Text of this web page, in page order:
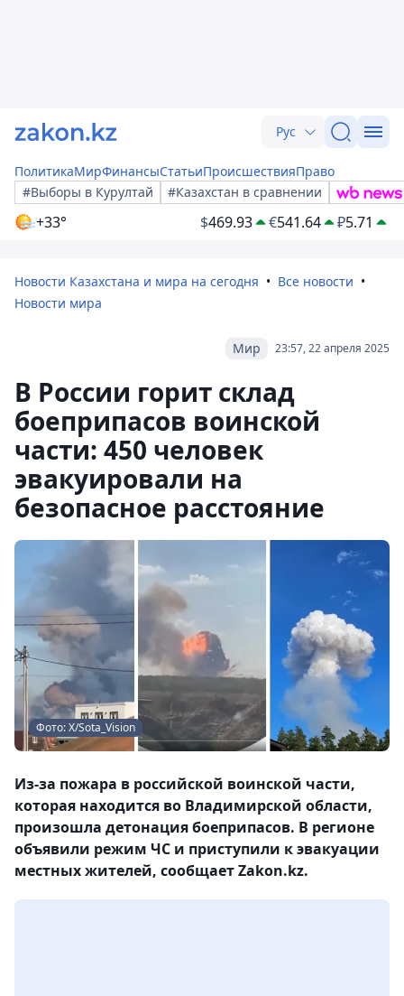
Рус
ПолитикаМирФинансыСтатьиПроисшествияПраво
#Выборы в Курултай
#Казахстан в сравнении
+33° $469.93 €541.64 ₽5.71
Новости Казахстана и мира на сегодня
Все новости
Новости мира
23:57, 22 апреля 2025
Мир
В России горит склад
боеприпасов воинской
части: 450 человек
эвакуировали на
безопасное расстояние
Фото: Х/Sota_Vision
Из-за пожара в российской воинской части,
которая находится во Владимирской области,
произошла детонация боеприпасов. В регионе
объявили режим ЧС и приступили к эвакуации
местных жителей, сообщает Zakon.kz.